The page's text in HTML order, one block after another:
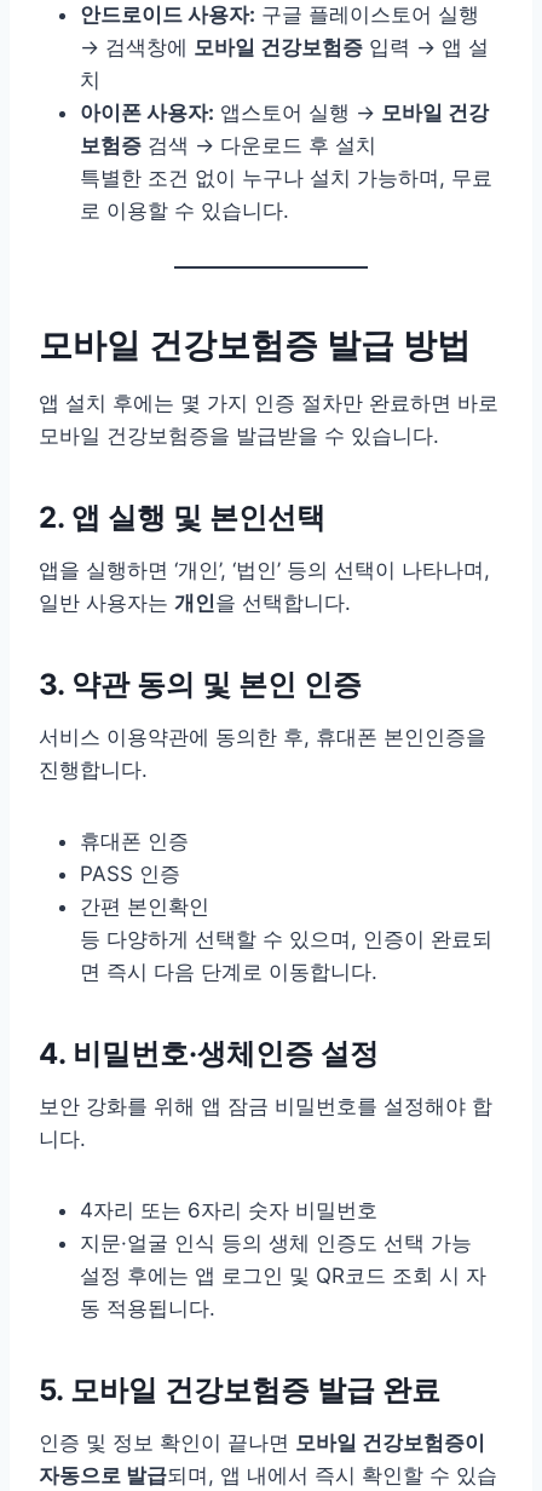
안드로이드 사용자: 구글 플레이스토어 실행
→ 검색창에 모바일 건강보험증 입력 → 앱 설
치
아이폰 사용자: 앱스토어 실행 → 모바일 건강
보험증 검색 → 다운로드 후 설치
특별한 조건 없이 누구나 설치 가능하며, 무료
로 이용할 수 있습니다.
모바일 건강보험증 발급 방법
앱 설치 후에는 몇 가지 인증 절차만 완료하면 바로
모바일 건강보험증을 발급받을 수 있습니다.
2. 앱 실행 및 본인선택
앱을 실행하면 ‘개인’, ‘법인’ 등의 선택이 나타나며,
일반 사용자는 개인을 선택합니다.
3. 약관 동의 및 본인 인증
서비스 이용약관에 동의한 후, 휴대폰 본인인증을
진행합니다.
휴대폰 인증
PASS 인증
간편 본인확인
등 다양하게 선택할 수 있으며, 인증이 완료되
면 즉시 다음 단계로 이동합니다.
4. 비밀번호·생체인증 설정
보안 강화를 위해 앱 잠금 비밀번호를 설정해야 합
니다.
4자리 또는 6자리 숫자 비밀번호
지문·얼굴 인식 등의 생체 인증도 선택 가능
설정 후에는 앱 로그인 및 QR코드 조회 시 자
동 적용됩니다.
5. 모바일 건강보험증 발급 완료
인증 및 정보 확인이 끝나면 모바일 건강보험증이
자동으로 발급되며, 앱 내에서 즉시 확인할 수 있습